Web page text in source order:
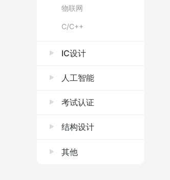
物联网
C/C++
IC设计
人工智能
考试认证
结构设计
其他